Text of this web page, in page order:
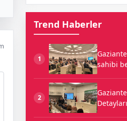
Trend Haberler
1
sahibi
2